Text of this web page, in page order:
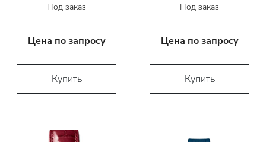
Под заказ
Цена по запросу
Купить
Под заказ
Цена по запросу
Купить